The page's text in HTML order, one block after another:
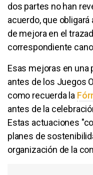
dos partes no han
acuerdo, que
de mejora en el
correspondiente
Esas mejoras en una
antes de los Juegos
como recuerda la
antes de la
Estas actuaciones
planes de
organización de la